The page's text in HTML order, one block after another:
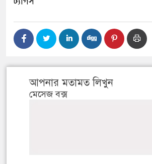
আপনার মতামত লিখুন
মেসেজ বক্স